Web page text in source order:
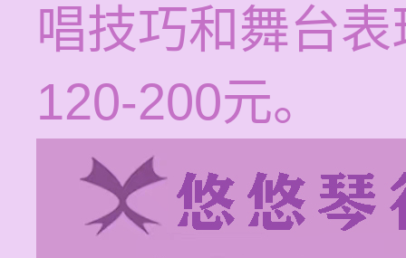
唱技巧和舞台
120-200元。